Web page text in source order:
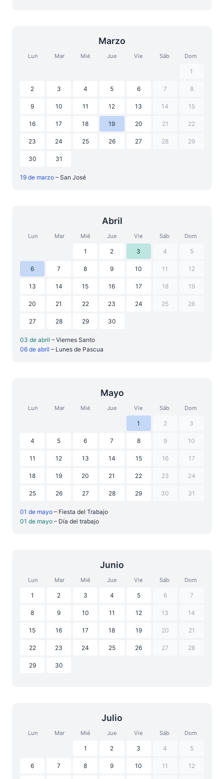
Marzo
Lun Mar Mié Jue Vie Sáb Dom
1
2 3 4 5 6 7 8
9 10 11 12 13 14 15
16 17 18 19 20 21 22
23 24 25 26 27 28 29
30 31
19 de marzo – San José
Abril
Lun Mar Mié Jue Vie Sáb Dom
1 2 3 4 5
6 7 8 9 10 11 12
13 14 15 16 17 18 19
20 21 22 23 24 25 26
27 28 29 30
03 de abril – Viernes Santo
06 de abril – Lunes de Pascua
Mayo
Lun Mar Mié Jue Vie Sáb Dom
1 2 3
4 5 6 7 8 9 10
11 12 13 14 15 16 17
18 19 20 21 22 23 24
25 26 27 28 29 30 31
01 de mayo – Fiesta del Trabajo
01 de mayo – Día del trabajo
Junio
Lun Mar Mié Jue Vie Sáb Dom
1 2 3 4 5 6 7
8 9 10 11 12 13 14
15 16 17 18 19 20 21
22 23 24 25 26 27 28
29 30
Julio
Lun Mar Mié Jue Vie Sáb Dom
1 2 3 4 5
6 7 8 9 10 11 12